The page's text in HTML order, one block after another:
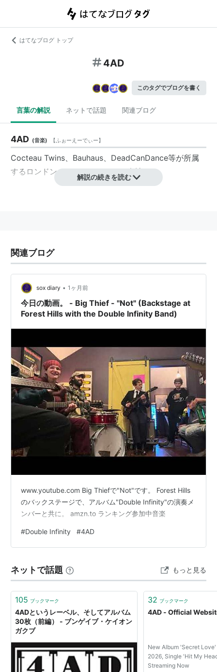
はてなブログ トップ
4AD
このタグでブログを書く
言葉の解説 ネットで話題 関連ブログ
4AD (音楽) 【ふぉーえーでぃー】
Cocteau Twins、 Bauhaus、DeadCanDance等が所属
するロンドンのレコードレーベル会社。
解説の続きを読む
関連ブログ
sox diary • 1ヶ月前
今日の動画。 - Big Thief - "Not" (Backstage at
Forest Hills with the Double Infinity Band)
www.youtube.com Big Thiefで"Not"です。 Forest Hills
のバックステージで、アルバム"Double Infinity"の演奏メ
ンバーと共に。 amzn.to ランキング参加中音楽
#Double Infinity #4AD
ネットで話題 もっと見る
105 ブックマーク
4ADというレーベル、そしてアルバム
30枚（前編） - ブンゲイブ・ケイオン
ガクブ
32 ブックマーク
4AD - Official
New Album 'Secret
2026, Single 'Hit My
Streaming Now